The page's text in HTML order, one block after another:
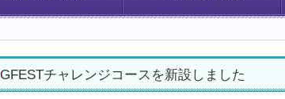
GFESTチャレンジコースを新設しました